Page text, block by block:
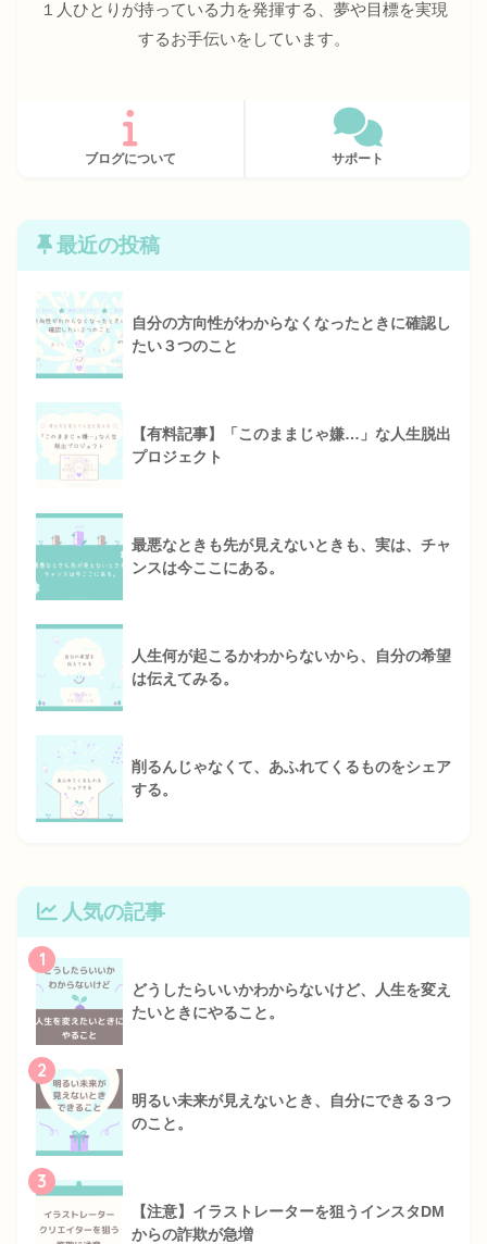
１人ひとりが持っている力を発揮する、夢や目標を実現
するお手伝いをしています。
ブログについて サポート
最近の投稿
自分の方向性がわからなくなったときに確認し
たい３つのこと
【有料記事】「このままじゃ嫌…」な人生脱出
プロジェクト
最悪なときも先が見えないときも、実は、チャ
ンスは今ここにある。
人生何が起こるかわからないから、自分の希望
は伝えてみる。
削るんじゃなくて、あふれてくるものをシェア
する。
人気の記事
1
どうしたらいいかわからないけど、人生を変え
たいときにやること。
2
明るい未来が見えないとき、自分にできる３つ
のこと。
3
【注意】イラストレーターを狙うインスタDM
からの詐欺が急増